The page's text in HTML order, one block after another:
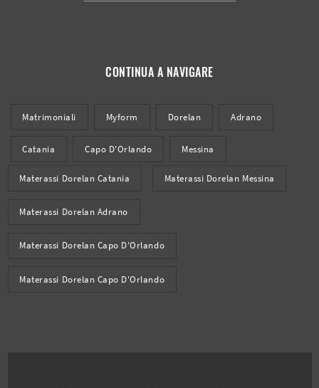
CONTINUA A NAVIGARE
Matrimoniali Myform Dorelan Adrano
Catania Capo D'Orlando Messina
Materassi Dorelan Catania Materassi Dorelan Messina
Materassi Dorelan Adrano
Materassi Dorelan Capo D'Orlando
Materassi Dorelan Capo D'Orlando